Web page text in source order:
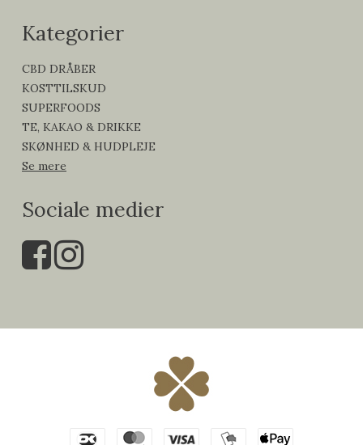
Kategorier
CBD DRÅBER
KOSTTILSKUD
SUPERFOODS
TE, KAKAO & DRIKKE
SKØNHED & HUDPLEJE
Se mere
Sociale medier